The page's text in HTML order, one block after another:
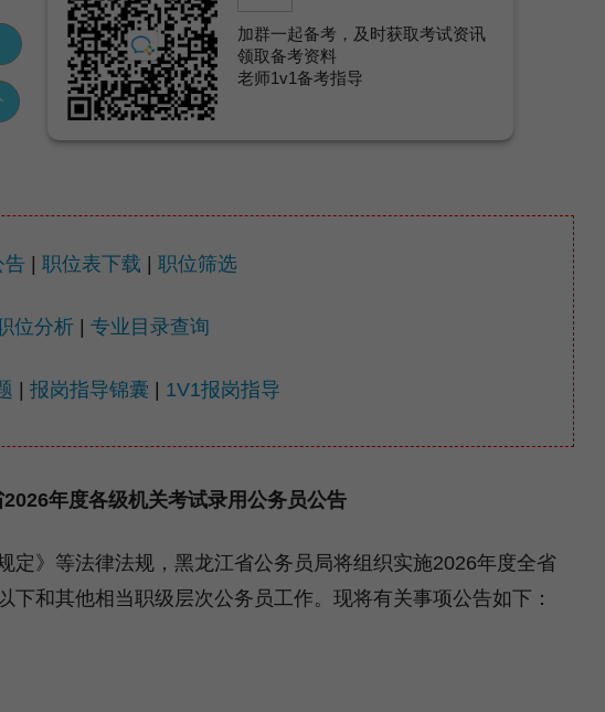
加群一起备考，及时获取考试资讯
领取备考资料
老师1v1备考指导
告 职位表下载 职位筛选
位分析 专业目录查询
报岗指导锦囊 1V1报岗指导
年度各级机关考试录用公务员公告
》等法律法规，黑龙江省公务员局将组织实施2026年度全省
下和其他相当职级层次公务员工作。现将有关事项公告如下：